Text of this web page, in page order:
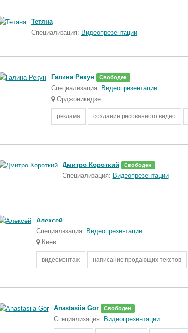
Тетяна
Специализация: Видеопрезентации
Галина Рекун Свободен
Специализация: Видеопрезентации
Орджоникидзе
реклама создание рисованного видео
Дмитро Короткий Свободен
Специализация: Видеопрезентации
Алексей
Специализация: Видеопрезентации
Киев
видеомонтаж написание продающих текстов
Anastasiia Gor Свободен
Специализация: Видеопрезентации